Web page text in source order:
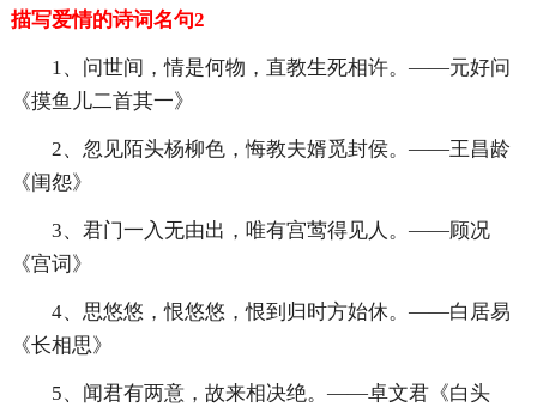
描写爱情的诗词名句2
1、问世间，情是何物，直教生死相许。——元好问
《摸鱼儿二首其一》
2、忽见陌头杨柳色，悔教夫婿觅封侯。——王昌龄
《闺怨》
3、君门一入无由出，唯有宫莺得见人。——顾况
《宫词》
4、思悠悠，恨悠悠，恨到归时方始休。——白居易
《长相思》
5、闻君有两意，故来相决绝。——卓文君《白头